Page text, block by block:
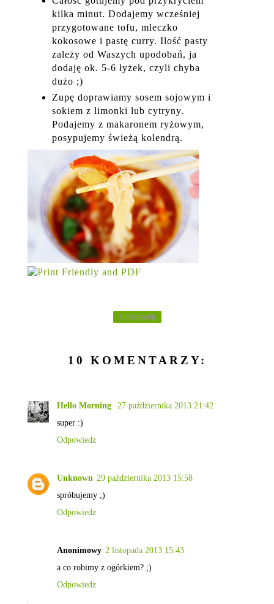
kilka minut. Dodajemy wcześniej
przygotowane tofu, mleczko
kokosowe i pastę curry. Ilość pasty
zależy od Waszych upodobań, ja
dodaję ok. 5-6 łyżek, czyli chyba
dużo ;)
Zupę doprawiamy sosem sojowym i
sokiem z limonki lub cytryny.
Podajemy z makaronem ryżowym,
posypujemy świeżą kolendrą.
Udostępnij
10 KOMENTARZY:
Hello Morning
27 października 2013 21:42
super :)
Odpowiedz
Unknown 29 października 2013 15:58
spróbujemy ;)
Odpowiedz
Anonimowy 2 listopada 2013 15:43
a co robimy z ogórkiem? ;)
Odpowiedz